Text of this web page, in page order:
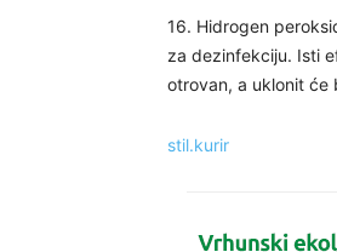
16. Hidrogen
za dezinfekciju. Isti
otrovan, a uklonit će
stil.kurir